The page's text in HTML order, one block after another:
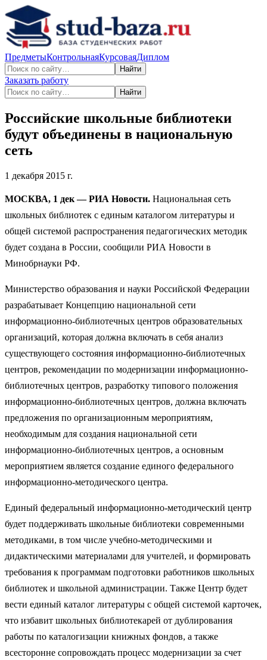
ПредметыКонтрольнаяКурсоваяДиплом
Найти
Заказать работу
Найти
Российские школьные библиотеки
будут объединены в национальную
сеть
1 декабря 2015 г.
МОСКВА, 1 дек — РИА Новости. Национальная сеть
школьных библиотек с единым каталогом литературы и
общей системой распространения педагогических методик
будет создана в России, сообщили РИА Новости в
Минобрнауки РФ.
Министерство образования и науки Российской Федерации
разрабатывает Концепцию национальной сети
информационно-библиотечных центров образовательных
организаций, которая должна включать в себя анализ
существующего состояния информационно-библиотечных
центров, рекомендации по модернизации информационно-
библиотечных центров, разработку типового положения
информационно-библиотечных центров, должна включать
предложения по организационным мероприятиям,
необходимым для создания национальной сети
информационно-библиотечных центров, а основным
мероприятием является создание единого федерального
информационно-методического центра.
Единый федеральный информационно-методический центр
будет поддерживать школьные библиотеки современными
методиками, в том числе учебно-методическими и
дидактическими материалами для учителей, и формировать
требования к программам подготовки работников школьных
библиотек и школьной администрации. Также Центр будет
вести единый каталог литературы с общей системой карточек,
что избавит школьных библиотекарей от дублирования
работы по каталогизации книжных фондов, а также
всесторонне сопровождать процесс модернизации за счет